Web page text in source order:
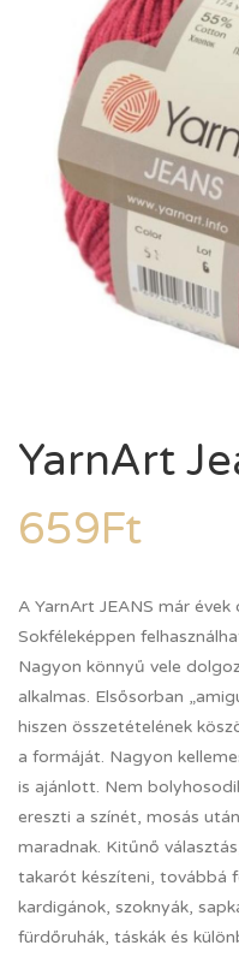
YarnArt
659Ft
A YarnArt JEANS már
Sokféleképpen
Nagyon könnyű vele
alkalmas. Elsősorban
hiszen összetételének
a formáját. Nagyon
is ajánlott. Nem
ereszti a színét, mosás
maradnak. Kitűnő
takarót készíteni, továbbá
kardigánok, szoknyák,
fürdőruhák, táskák és